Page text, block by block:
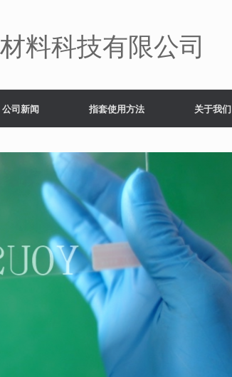
料科技有限公司
公司新闻 指套使用方法 关于我们